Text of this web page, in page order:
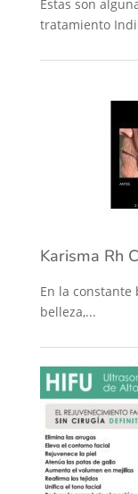
Estas son
tratamiento
Karisma Rh
En la
belleza,...